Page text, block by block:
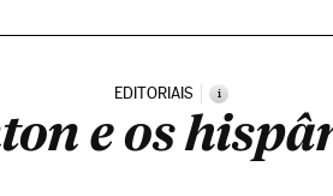
EDITORIAIS i
e os